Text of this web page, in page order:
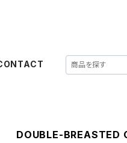
DOUBLE-BREASTED